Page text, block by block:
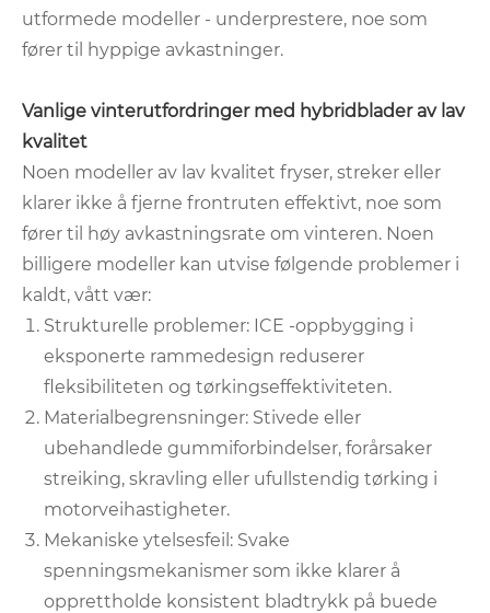
utformede modeller - underprestere, noe som
fører til hyppige avkastninger.
Vanlige vinterutfordringer med hybridblader av lav
kvalitet
Noen modeller av lav kvalitet fryser, streker eller
klarer ikke å fjerne frontruten effektivt, noe som
fører til høy avkastningsrate om vinteren. Noen
billigere modeller kan utvise følgende problemer i
kaldt, vått vær:
Strukturelle problemer: ICE -oppbygging i
eksponerte rammedesign reduserer
fleksibiliteten og tørkingseffektiviteten.
Materialbegrensninger: Stivede eller
ubehandlede gummiforbindelser, forårsaker
streiking, skravling eller ufullstendig tørking i
motorveihastigheter.
Mekaniske ytelsesfeil: Svake
spenningsmekanismer som ikke klarer å
opprettholde konsistent bladtrykk på buede